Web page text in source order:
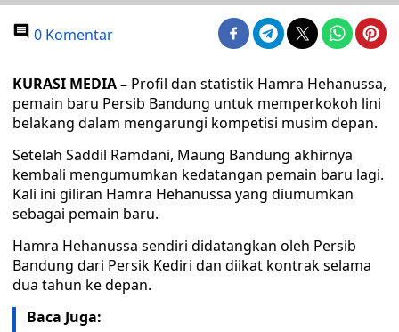
0 Komentar
KURASI MEDIA – Profil dan statistik Hamra Hehanussa,
pemain baru Persib Bandung untuk memperkokoh lini
belakang dalam mengarungi kompetisi musim depan.
Setelah Saddil Ramdani, Maung Bandung akhirnya
kembali mengumumkan kedatangan pemain baru lagi.
Kali ini giliran Hamra Hehanussa yang diumumkan
sebagai pemain baru.
Hamra Hehanussa sendiri didatangkan oleh Persib
Bandung dari Persik Kediri dan diikat kontrak selama
dua tahun ke depan.
Baca Juga: